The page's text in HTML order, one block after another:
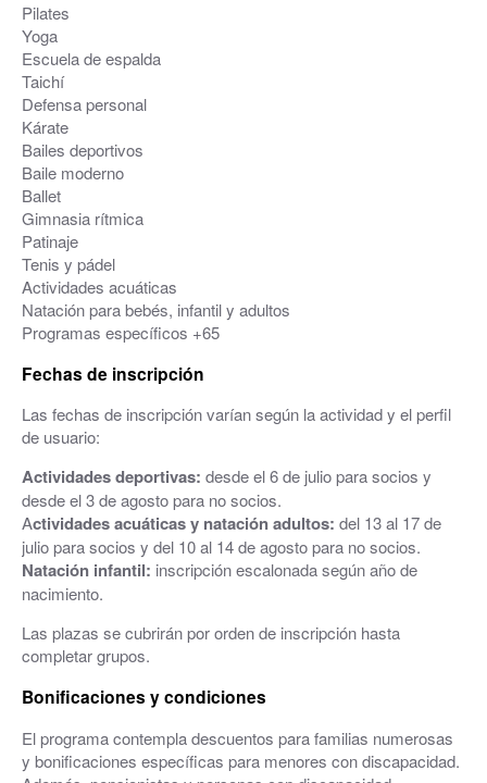
Pilates
Yoga
Escuela de espalda
Taichí
Defensa personal
Kárate
Bailes deportivos
Baile moderno
Ballet
Gimnasia rítmica
Patinaje
Tenis y pádel
Actividades acuáticas
Natación para bebés, infantil y adultos
Programas específicos +65
Fechas de inscripción
Las fechas de inscripción varían según la actividad y el perfil
de usuario:
Actividades deportivas: desde el 6 de julio para socios y
desde el 3 de agosto para no socios.
Actividades acuáticas y natación adultos: del 13 al 17 de
julio para socios y del 10 al 14 de agosto para no socios.
Natación infantil: inscripción escalonada según año de
nacimiento.
Las plazas se cubrirán por orden de inscripción hasta
completar grupos.
Bonificaciones y condiciones
El programa contempla descuentos para familias numerosas
y bonificaciones específicas para menores con discapacidad.